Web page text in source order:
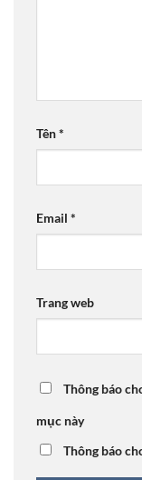
Tên*
Email *
Trang web
Thông báo
mục này
Thông báo